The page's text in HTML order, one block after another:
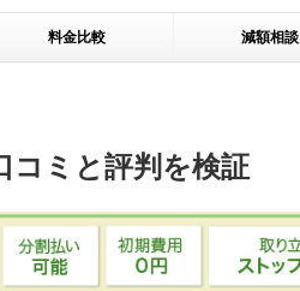
料金比較 減額相談
コミと評判を検証